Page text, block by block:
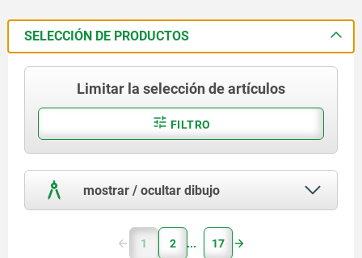
SELECCIÓN DE PRODUCTOS
Limitar la selección de artículos
FILTRO
mostrar / ocultar dibujo
1 2 17